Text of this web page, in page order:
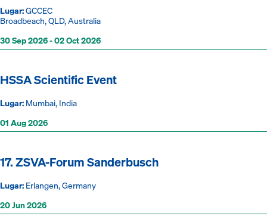
Lugar:GCCEC
Broadbeach, QLD, Australia
30 Sep 2026 - 02 Oct 2026
HSSA Scientific Event
Lugar: Mumbai, India
01 Aug 2026
17. ZSVA-Forum Sanderbusch
Lugar: Erlangen, Germany
20 Jun 2026